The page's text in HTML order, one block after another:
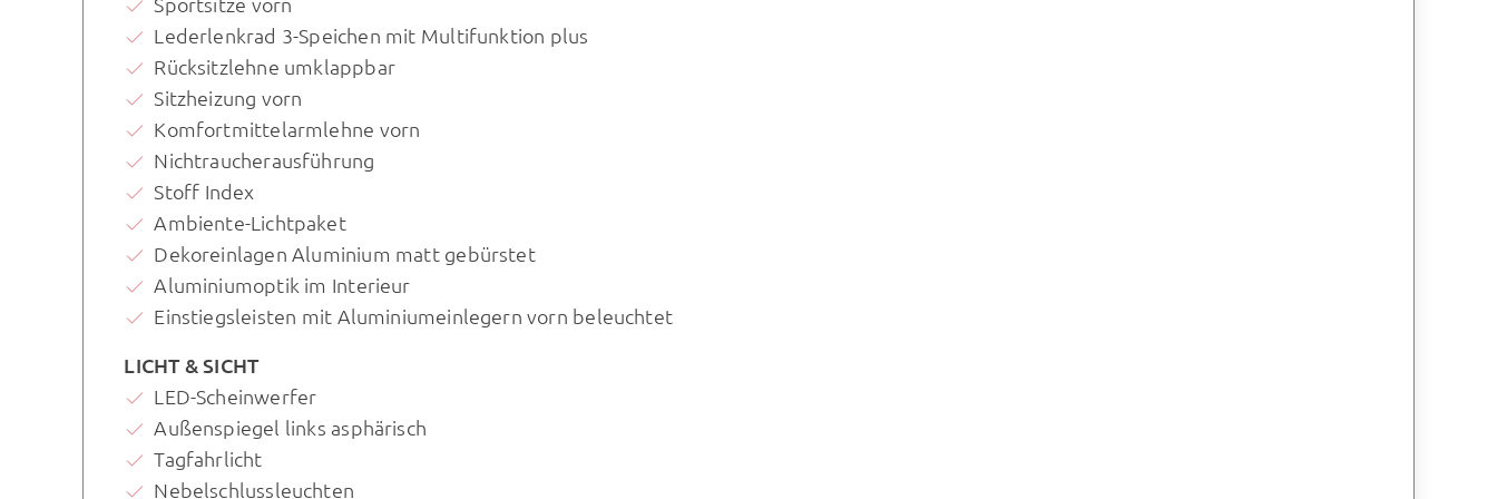
Lederlenkrad 3-Speichen mit Multifunktion plus
Rücksitzlehne umklappbar
Sitzheizung vorn
Komfortmittelarmlehne vorn
Nichtraucherausführung
Stoff Index
Ambiente-Lichtpaket
Dekoreinlagen Aluminium matt gebürstet
Aluminiumoptik im Interieur
Einstiegsleisten mit Aluminiumeinlegern vorn beleuchtet
LICHT & SICHT
LED-Scheinwerfer
Außenspiegel links asphärisch
Tagfahrlicht
Nebelschlussleuchten